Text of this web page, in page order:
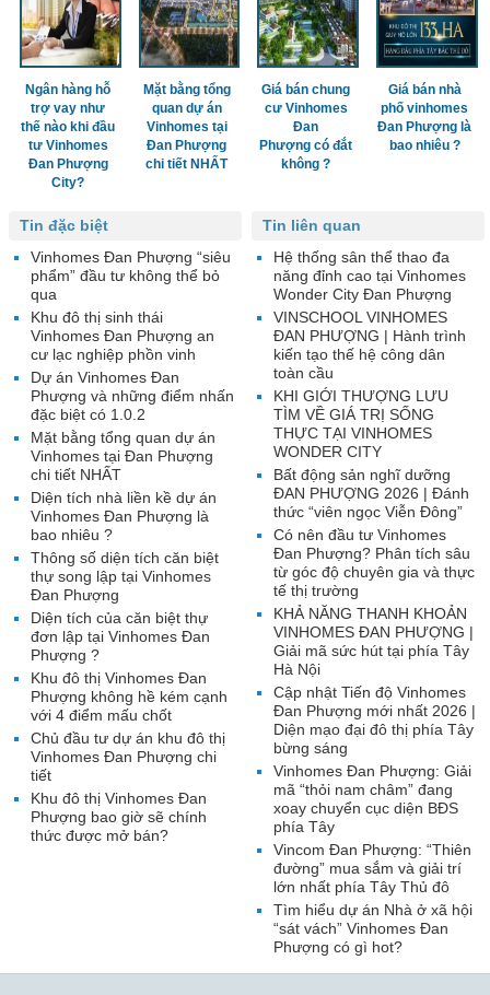
Ngân hàng hỗ
trợ vay như
thế nào khi đầu
tư Vinhomes
Đan Phượng
City?
Mặt bằng tổng
quan dự án
Vinhomes tại
Đan Phượng
chi tiết NHẤT
Giá bán chung
cư Vinhomes
Đan
Phượng có đắt
không ?
Giá bán nhà
phố vinhomes
Đan Phượng là
bao nhiêu ?
Tin liên quan
Hệ thống sân thể thao đa
năng đỉnh cao tại Vinhomes
Wonder City Đan Phượng
VINSCHOOL VINHOMES
ĐAN PHƯỢNG | Hành trình
kiến tạo thế hệ công dân
toàn cầu
KHI GIỚI THƯỢNG LƯU
TÌM VỀ GIÁ TRỊ SỐNG
THỰC TẠI VINHOMES
WONDER CITY
Bất động sản nghĩ dưỡng
ĐAN PHƯỢNG 2026 | Đánh
thức “viên ngọc Viễn Đông”
Có nên đầu tư Vinhomes
Đan Phượng? Phân tích sâu
từ góc độ chuyên gia và thực
tế thị trường
KHẢ NĂNG THANH KHOẢN
VINHOMES ĐAN PHƯỢNG |
Giải mã sức hút tại phía Tây
Hà Nội
Cập nhật Tiến độ Vinhomes
Đan Phượng mới nhất 2026 |
Diện mạo đại đô thị phía Tây
bừng sáng
Vinhomes Đan Phượng: Giải
mã “thỏi nam châm” đang
xoay chuyển cục diện BĐS
phía Tây
Vincom Đan Phượng: “Thiên
đường” mua sắm và giải trí
lớn nhất phía Tây Thủ đô
Tìm hiểu dự án Nhà ở xã hội
“sát vách” Vinhomes Đan
Phượng có gì hot?
Tin đặc biệt
Vinhomes Đan Phượng “siêu
phẩm” đầu tư không thể bỏ
qua
Khu đô thị sinh thái
Vinhomes Đan Phượng an
cư lạc nghiệp phồn vinh
Dự án Vinhomes Đan
Phượng và những điểm nhấn
đặc biệt có 1.0.2
Mặt bằng tổng quan dự án
Vinhomes tại Đan Phượng
chi tiết NHẤT
Diện tích nhà liền kề dự án
Vinhomes Đan Phượng là
bao nhiêu ?
Thông số diện tích căn biệt
thự song lập tại Vinhomes
Đan Phượng
Diện tích của căn biệt thự
đơn lập tại Vinhomes Đan
Phượng ?
Khu đô thị Vinhomes Đan
Phượng không hề kém cạnh
với 4 điểm mấu chốt
Chủ đầu tư dự án khu đô thị
Vinhomes Đan Phượng chi
tiết
Khu đô thị Vinhomes Đan
Phượng bao giờ sẽ chính
thức được mở bán?